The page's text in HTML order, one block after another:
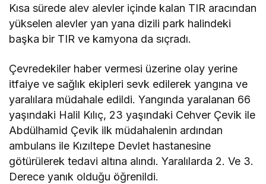
Kısa sürede alev alevler içinde kalan TIR aracından
yükselen alevler yan yana dizili park halindeki
başka bir TIR ve kamyona da sıçradı.
Çevredekiler haber vermesi üzerine olay yerine
itfaiye ve sağlık ekipleri sevk edilerek yangına ve
yaralılara müdahale edildi. Yangında yaralanan 66
yaşındaki Halil Kılıç, 23 yaşındaki Cehver Çevik ile
Abdülhamid Çevik ilk müdahalenin ardından
ambulans ile Kızıltepe Devlet hastanesine
götürülerek tedavi altına alındı. Yaralılarda 2. Ve 3.
Derece yanık olduğu öğrenildi.